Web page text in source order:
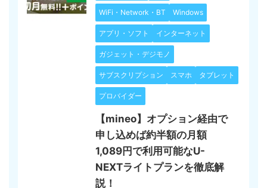
WiFi・Network・BT Windows
アプリ・ソフト インターネット
ガジェット・デジモノ
サブスクリプション スマホ タブレット
プロバイダー
【mineo】オプション経由で
申し込めば約半額の月額
1,089円で利用可能なU-
NEXTライトプランを徹底解
説！